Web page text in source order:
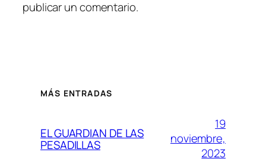
publicar un comentario.
MÁS ENTRADAS
EL GUARDIAN DE LAS
PESADILLAS
19
noviembre,
2023